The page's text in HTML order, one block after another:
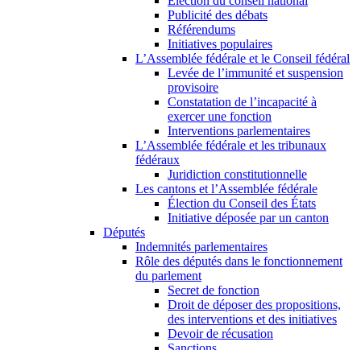
Publicité des débats
Référendums
Initiatives populaires
L’Assemblée fédérale et le Conseil fédéral
Levée de l’immunité et suspension
provisoire
Constatation de l’incapacité à
exercer une fonction
Interventions parlementaires
L’Assemblée fédérale et les tribunaux
fédéraux
Juridiction constitutionnelle
Les cantons et l’Assemblée fédérale
Élection du Conseil des États
Initiative déposée par un canton
Députés
Indemnités parlementaires
Rôle des députés dans le fonctionnement
du parlement
Secret de fonction
Droit de déposer des propositions,
des interventions et des initiatives
Devoir de récusation